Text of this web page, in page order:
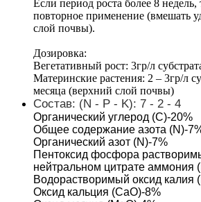
Если период роста более 8 недель,
повторное применение (вмешать
слой почвы).
Дозировка:
Вегетативный рост: 3гр/л
Материнские растения: 2 – 3гр/л
месяца (верхний слой почвы)
Состав: (N - P - K): 7 - 2 - 4
Органический углерод (С)-20%
Общее содержание азота (N)-
Органический азот (N)-7%
Пентоксид фосфора
нейтральном цитрате аммония
Водорастворимый оксид калия
Оксид кальция (CaO)-8%